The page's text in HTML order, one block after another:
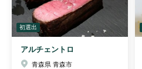
初選出
アルチェントロ
青森県 青森市